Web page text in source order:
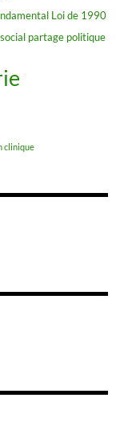
Loi de 1990
partage politique
clinique